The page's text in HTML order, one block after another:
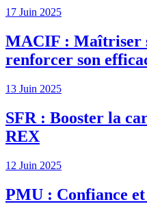
17 Juin 2025
MACIF : Maîtriser
renforcer son
13 Juin 2025
SFR : Booster la
REX
12 Juin 2025
PMU : Confiance